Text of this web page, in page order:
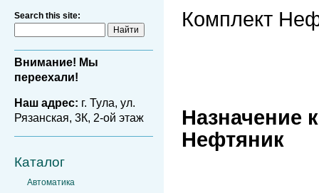
Search this site:
Внимание! Мы
переехали!
Наш адрес: г. Тула, ул.
Рязанская, 3К, 2-ой этаж
Каталог
Автоматика
Комплект
Назначение
Нефтяник